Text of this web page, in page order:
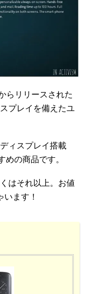
らリリースされた
プレイを備えたユ
ィスプレイ搭載
めの商品です。
はそれ以上。お値
ます！